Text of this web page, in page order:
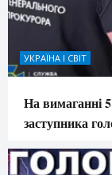
УКРАЇНА І СВІТ
На вимаганні
заступника